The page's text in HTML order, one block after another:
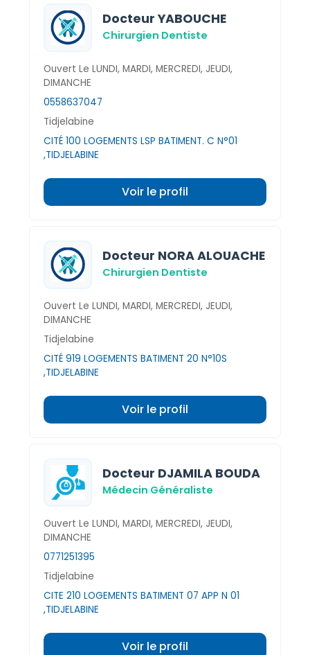
Docteur YABOUCHE
Chirurgien Dentiste
Ouvert Le LUNDI, MARDI, MERCREDI, JEUDI,
DIMANCHE
0558637047
Tidjelabine
CITÉ 100 LOGEMENTS LSP BATIMENT. C N°01
,TIDJELABINE
Voir le profil
Docteur NORA ALOUACHE
Chirurgien Dentiste
Ouvert Le LUNDI, MARDI, MERCREDI, JEUDI,
DIMANCHE
Tidjelabine
CITÉ 919 LOGEMENTS BATIMENT 20 N°10S
,TIDJELABINE
Voir le profil
Docteur DJAMILA BOUDA
Médecin Généraliste
Ouvert Le LUNDI, MARDI, MERCREDI, JEUDI,
DIMANCHE
0771251395
Tidjelabine
CITE 210 LOGEMENTS BATIMENT 07 APP N 01
,TIDJELABINE
Voir le profil